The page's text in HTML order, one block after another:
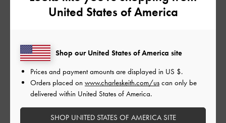
ピッタリです！♡
色味もクリーム色ですごく可愛くカジュアルな服装に合わせや
サイズ: その他（シューズ以外）
デザイン
とてもよかった
United States of America
Shop our United States of America site
Prices and payment amounts are displayed in US $.
Orders placed on www.charleskeith.com/us can only be
delivered within United States of America.
SHOP UNITED STATES OF AMERICA SITE